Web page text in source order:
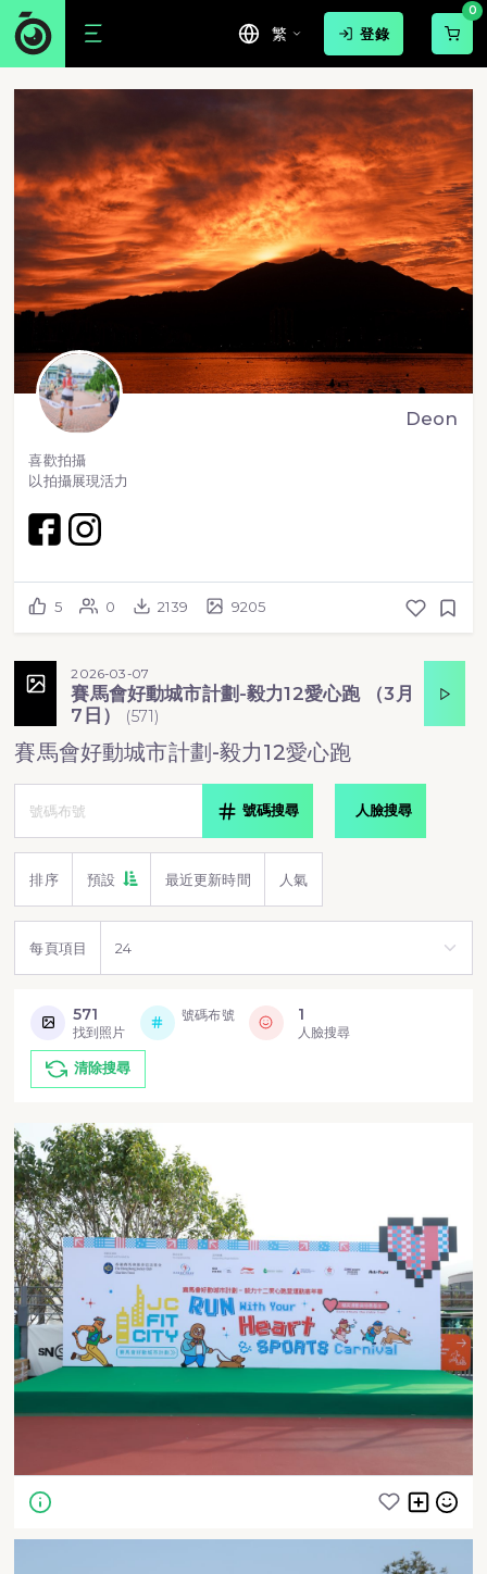
繁 登錄
0
Deon
喜歡拍攝
以拍攝展現活力
5 0 2139 9205
2026-03-07
賽馬會好動城市計劃-毅力12愛心跑 （3月
7日）
(571)
賽馬會好動城市計劃-毅力12愛心跑
號碼搜尋 人臉搜尋
排序 預設 最近更新時間 人氣
每頁項目
571
找到照片
號碼布號 1
人臉搜尋
清除搜尋